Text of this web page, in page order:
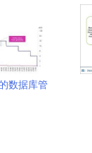
数据库管